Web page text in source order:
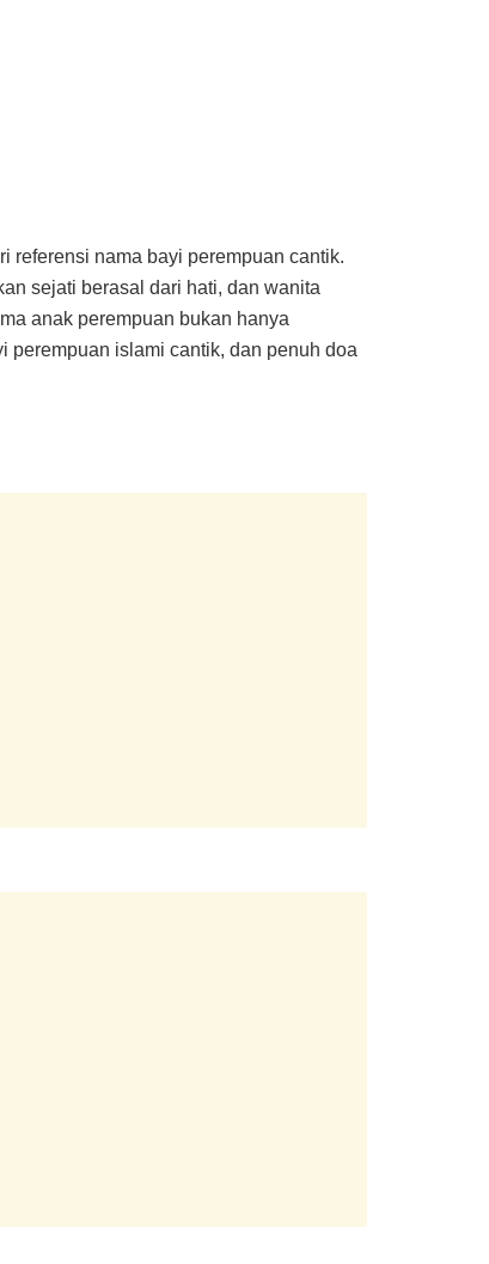
referensi nama bayi perempuan cantik.
sejati berasal dari hati, dan wanita
anak perempuan bukan hanya
perempuan islami cantik, dan penuh doa